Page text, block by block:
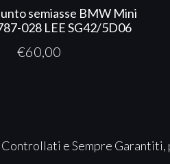
semiasse BMW Mini
028 LEE SG42/5D06
€60,00
e Sempre